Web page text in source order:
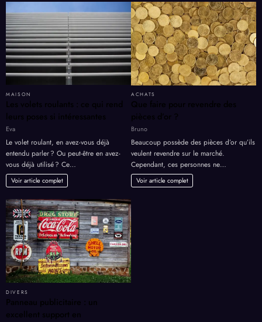
MAISON
Les volets roulants : ce qui rend
leurs poses si intéressantes
Eva
Le volet roulant, en avez-vous déjà
entendu parler ? Ou peut-être en avez-
vous déjà utilisé ? Ce…
Voir article complet
ACHATS
Que faire pour revendre des
pièces d’or ?
Bruno
Beaucoup possède des pièces d’or qu’ils
veulent revendre sur le marché.
Cependant, ces personnes ne…
Voir article complet
DIVERS
Panneau publicitaire : un
excellent support en